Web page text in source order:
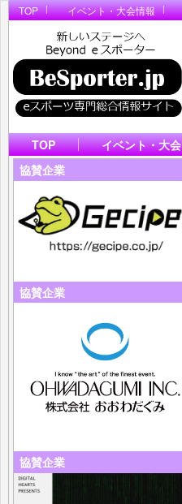
TOP イベント・大会情報
TOP イベント・大会
協賛企業
協賛企業
協賛企業